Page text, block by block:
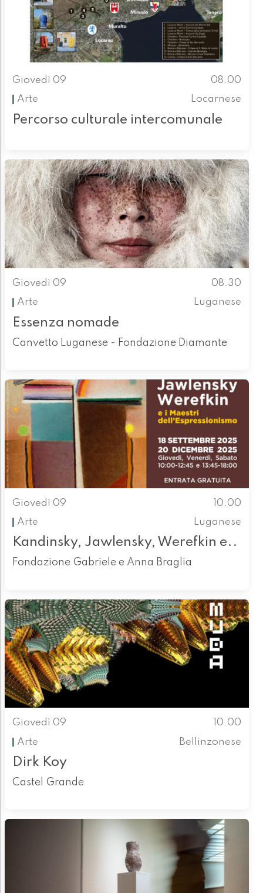
Giovedì 09
08.00
Arte
Locarnese
Percorso culturale intercomunale
Giovedì 09
08.30
Arte
Luganese
Essenza nomade
Canvetto Luganese - Fondazione Diamante
Giovedì 09
10.00
Arte
Luganese
Kandinsky, Jawlensky, Werefkin e..
Fondazione Gabriele e Anna Braglia
Giovedì 09
10.00
Arte
Bellinzonese
Dirk Koy
Castel Grande